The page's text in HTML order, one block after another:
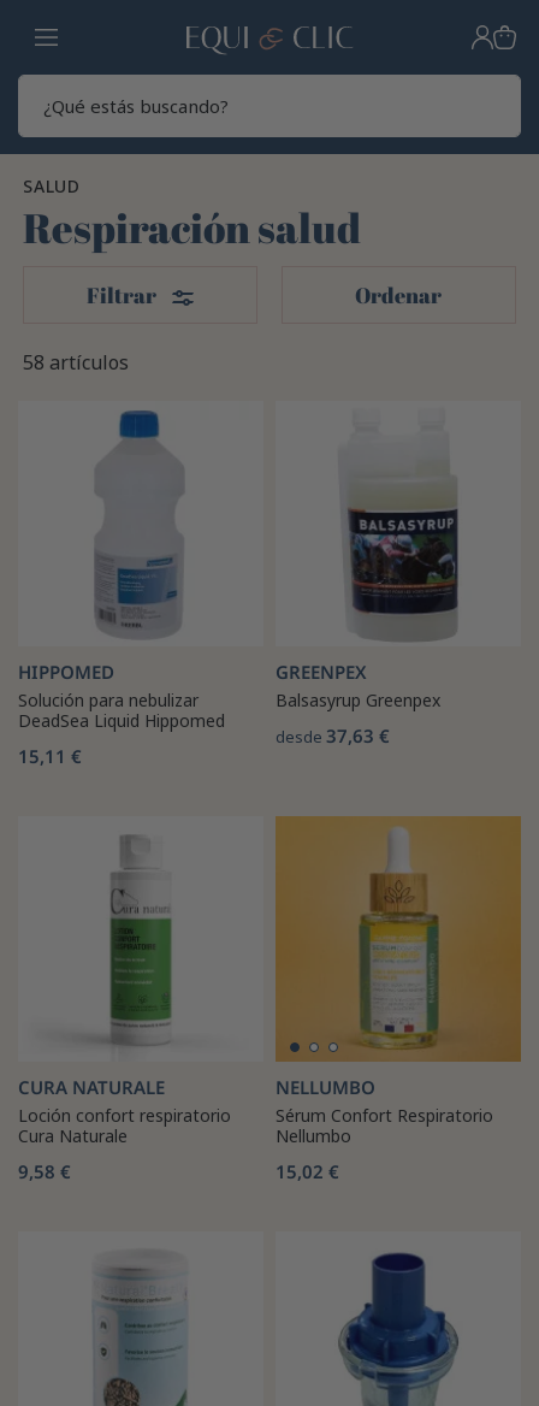
Hogar
SALUD
Respiración salud
58 artículos
Filtrar Filtros Ordenar
HIPPOMED
Solución para nebulizar
DeadSea Liquid Hippomed
15,11 €
GREENPEX
Balsasyrup Greenpex
desde 37,63 €
CURA NATURALE
Loción confort respiratorio
Cura Naturale
9,58 €
NELLUMBO
Sérum Confort Respiratorio
Nellumbo
15,02 €